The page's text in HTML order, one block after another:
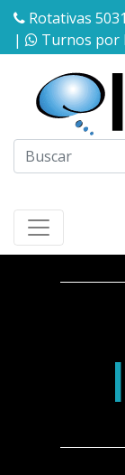
Rotativas
|
Turnos por